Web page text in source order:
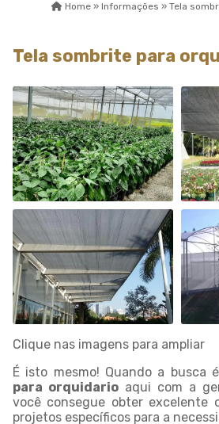
Home » Informações » Tela
Tela sombrite para
Clique nas imagens para ampliar
É isto mesmo! Quando a busca
para orquidario aqui com a
você consegue obter excelente
projetos específicos para a